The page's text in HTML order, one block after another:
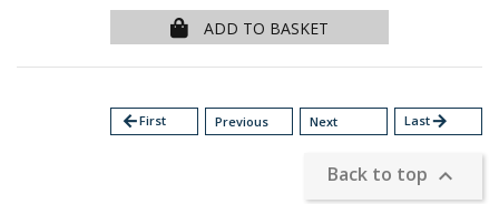
ADD TO BASKET
arrow_backFirst Previous Next Lastarrow_forward
Back to top 